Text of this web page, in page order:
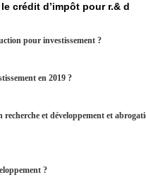
crédit d’impôt pour r.& d
pour investissement ?
en 2019 ?
et développement et
?